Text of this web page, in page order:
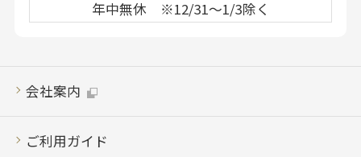
年中無休 ※12/31～1/3除く
会社案内
ご利用ガイド